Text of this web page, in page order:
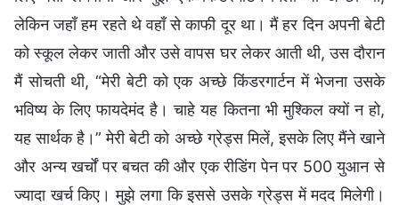
लेकिन जहाँ हम रहते थे वहाँ से काफी दूर था। मैं हर दिन अपनी बेटी
को स्कूल लेकर जाती और उसे वापस घर लेकर आती थी, उस दौरान
मैं सोचती थी, “मेरी बेटी को एक अच्छे किंडरगार्टन में भेजना उसके
भविष्य के लिए फायदेमंद है। चाहे यह कितना भी मुश्किल क्यों न हो,
यह सार्थक है।” मेरी बेटी को अच्छे ग्रेड्स मिलें, इसके लिए मैंने खाने
और अन्य खर्चों पर बचत की और एक रीडिंग पेन पर 500 युआन से
ज्यादा खर्च किए। मुझे लगा कि इससे उसके ग्रेड्स में मदद मिलेगी।